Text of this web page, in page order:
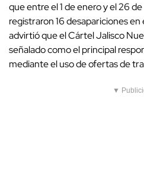
que entre el 1 de enero y el 26
registraron 16 desapariciones
advirtió que el Cártel Jalisco
señalado como el principal
mediante el uso de ofertas de
▼